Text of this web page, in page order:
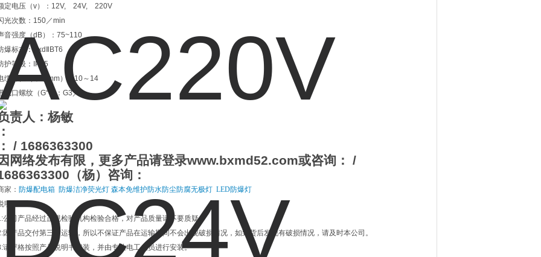
定电压（v）：12V, 24V, 220V
光次数：150／min
音强度（dB）：75~110
爆标志：ExdⅡBT6
护等级：IP65
缆外径（￠，mm）：10～14
线口螺纹（G“）：G3／4
责人：杨敏
：
： / 1686363300
因网络发布有限，更多产品请登录www.bxmd52.com或咨询： /
（杨）咨询：
家： 防爆配电箱 防爆洁净荧光灯 森本免维护防水防尘防腐无极灯 LED防爆灯
明
公司产品经过正规检验机构检验合格，对产品质量请不要质疑。
因产品交付第三方运输，所以不保证产品在运输期间不会出现破损情况，如到货后发现有破损情况，请及时本公司。
请严格按照产品说明书安装，并由专业电工人员进行安装。